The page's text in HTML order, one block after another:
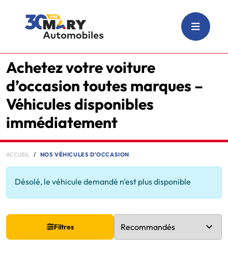
Achetez votre voiture
d’occasion toutes marques –
Véhicules disponibles
immédiatement
ACCUEIL NOS VÉHICULES D'OCCASION
Désolé, le véhicule demandé n'est plus disponible
Filtres